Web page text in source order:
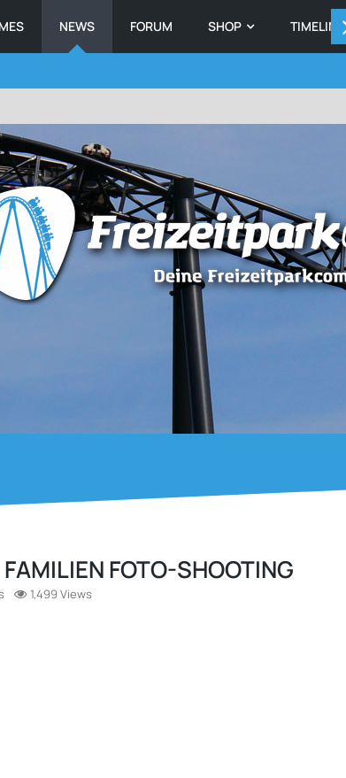
NEWS FORUM SHOP TIMELINE
FOTO-SHOOTING
1,499 Views